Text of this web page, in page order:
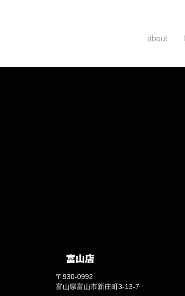
about
〒930-0992
富山県富山市新庄町3-13-7